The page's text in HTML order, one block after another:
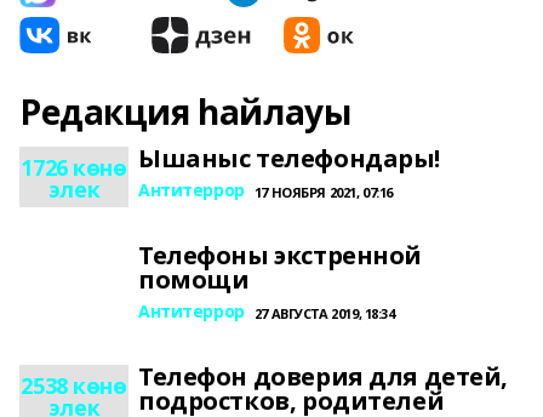
Редакция һайлауы
1726 көнө
элек
Ышаныс телефондары!
Антитеррор 17 НОЯБРЯ 2021, 07:16
Телефоны экстренной
помощи
Антитеррор 27 АВГУСТА 2019, 18:34
2538 көнө
элек
Телефон доверия для детей,
подростков, родителей